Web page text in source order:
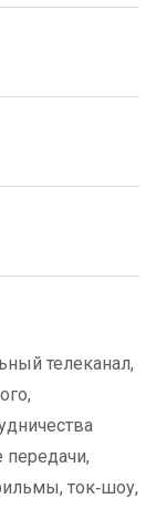
телеканал,
передачи,
ток‑шоу,